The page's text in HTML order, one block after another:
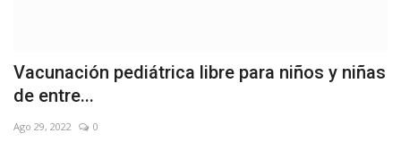
Vacunación pediátrica libre para niños y niñas
de entre...
Ago 29, 2022 0